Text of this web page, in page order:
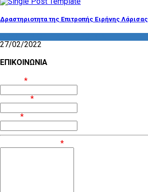
Δραστηριοτητα της Επιτροπής Ειρήνης Λάρισας
27/02/2022
ΕΠΙΚΟΙΝΩΝΙΑ
*
*
*
*